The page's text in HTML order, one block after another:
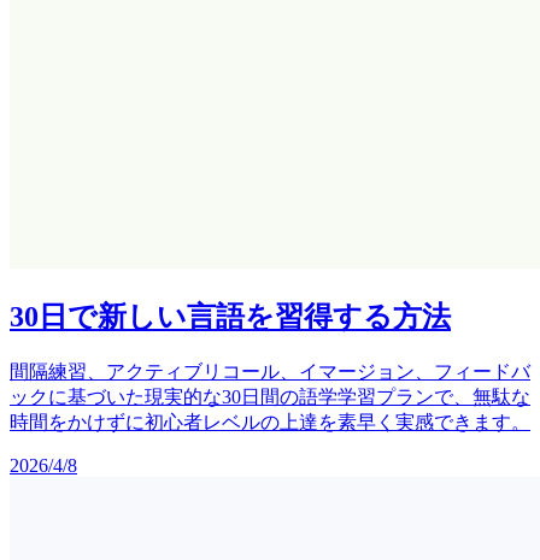
30日で新しい言語を習得する方法
間隔練習、アクティブリコール、イマージョン、フィードバ
ックに基づいた現実的な30日間の語学学習プランで、無駄な
時間をかけずに初心者レベルの上達を素早く実感できます。
2026/4/8